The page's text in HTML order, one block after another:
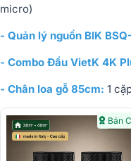
micro)
- Quản lý nguồn BIK
- Combo Đầu VietK 4K
- Chân loa gỗ 85cm: 1
Bán